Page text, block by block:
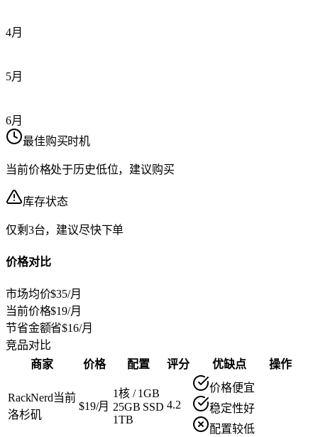
4月
5月
6月
最佳购买时机
当前价格处于历史低位，建议购买
库存状态
仅剩3台，建议尽快下单
价格对比
市场均价$35/月
当前价格$19/月
节省金额省$16/月
竞品对比
商家
价格 配置 评分 优缺点 操作
RackNerd当前
洛杉矶
$19/月
1核/1GB
25GB SSD
1TB
4.2
价格便宜
稳定性好
配置较低